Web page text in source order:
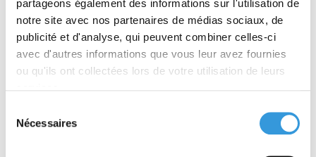
partageons également des informations sur l'utilisation de
notre site avec nos partenaires de médias sociaux, de
publicité et d'analyse, qui peuvent combiner celles-ci
avec d'autres informations que vous leur avez fournies
ou qu'ils ont collectées lors de votre utilisation de leurs
Nécessaires
Découvrir